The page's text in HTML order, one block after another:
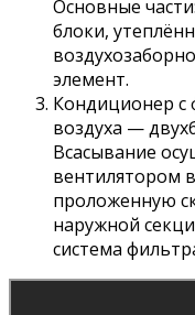
Основные
блоки,
элемент.
Кондиционер с
воздуха —
Всасывание
вентилятором
проложенную
наружной
система